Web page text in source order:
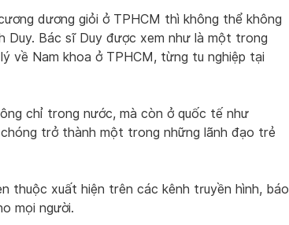
dương giỏi ở TPHCM thì không thể không
Duy. Bác sĩ Duy được xem như là một trong
về Nam khoa ở TPHCM, từng tu nghiệp tại
chỉ trong nước, mà còn ở quốc tế như
trở thành một trong những lãnh đạo trẻ
thuộc xuất hiện trên các kênh truyền hình, báo
mọi người.